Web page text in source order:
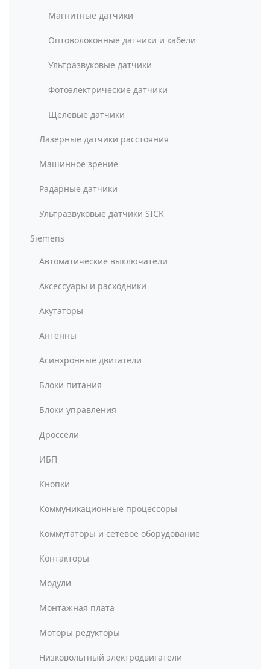
Магнитные датчики
Оптоволоконные датчики и кабели
Ультразвуковые датчики
Фотоэлектрические датчики
Щелевые датчики
Лазерные датчики расстояния
Машинное зрение
Радарные датчики
Ультразвуковые датчики SICK
Siemens
Автоматические выключатели
Аксессуары и расходники
Акутаторы
Антенны
Асинхронные двигатели
Блоки питания
Блоки управления
Дроссели
ИБП
Кнопки
Коммуникационные процессоры
Коммутаторы и сетевое оборудование
Контакторы
Модули
Монтажная плата
Моторы редукторы
Низковольтный электродвигатели